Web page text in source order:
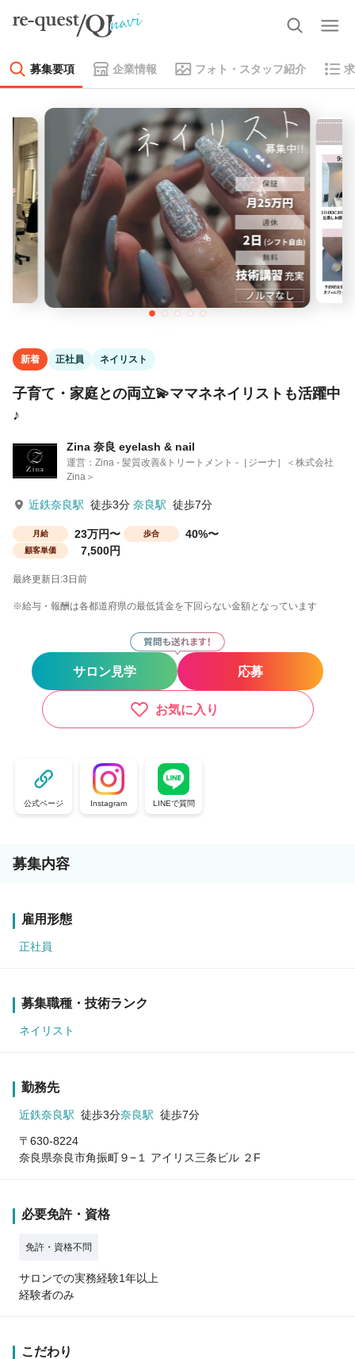
募集要項 企業情報 フォト・スタッフ紹介
新着 正社員 ネイリスト
子育て・家庭との両立💫ママネネイリストも活躍中
♪
Zina 奈良 eyelash & nail
運営：Zina - 髪質改善&トリートメント -［ジーナ］＜株式会社
Zina＞
近鉄奈良駅 徒歩3分 奈良駅 徒歩7分
月給 23万円〜 歩合 40%〜
顧客単価 7,500円
最終更新日:3日前
※給与・報酬は各都道府県の最低賃金を下回らない金額となっています
サロン見学 応募
お気に入り
公式ページ Instagram LINEで質問
募集内容
雇用形態
正社員
募集職種・技術ランク
ネイリスト
勤務先
近鉄奈良駅 徒歩3分奈良駅 徒歩7分
〒630-8224
奈良県奈良市角振町９−１ アイリス三条ビル ２F
必要免許・資格
免許・資格不問
サロンでの実務経験1年以上
経験者のみ
こだわり